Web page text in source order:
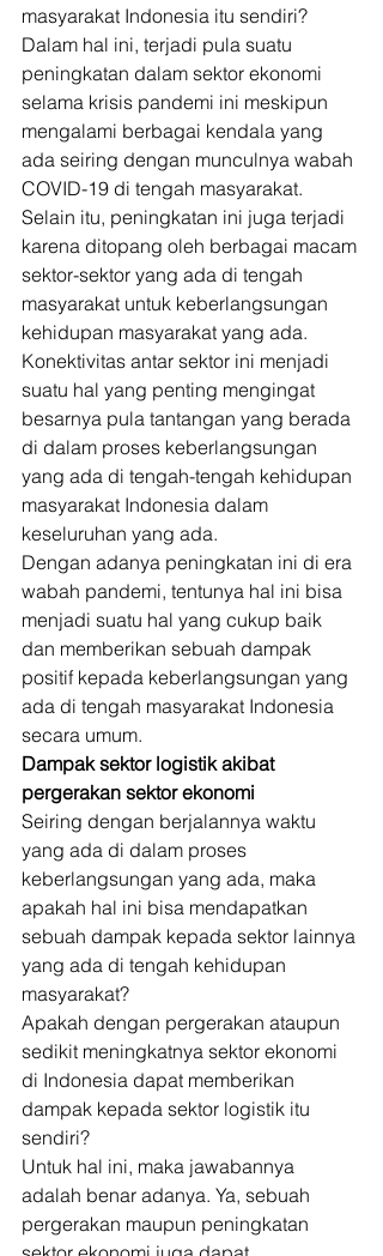
masyarakat Indonesia itu sendiri?
Dalam hal ini, terjadi pula suatu
peningkatan dalam sektor ekonomi
selama krisis pandemi ini meskipun
mengalami berbagai kendala yang
ada seiring dengan munculnya wabah
COVID-19 di tengah masyarakat.
Selain itu, peningkatan ini juga terjadi
karena ditopang oleh berbagai macam
sektor-sektor yang ada di tengah
masyarakat untuk keberlangsungan
kehidupan masyarakat yang ada.
Konektivitas antar sektor ini menjadi
suatu hal yang penting mengingat
besarnya pula tantangan yang berada
di dalam proses keberlangsungan
yang ada di tengah-tengah kehidupan
masyarakat Indonesia dalam
keseluruhan yang ada.
Dengan adanya peningkatan ini di era
wabah pandemi, tentunya hal ini bisa
menjadi suatu hal yang cukup baik
dan memberikan sebuah dampak
positif kepada keberlangsungan yang
ada di tengah masyarakat Indonesia
secara umum.
Dampak sektor logistik akibat
pergerakan sektor ekonomi
Seiring dengan berjalannya waktu
yang ada di dalam proses
keberlangsungan yang ada, maka
apakah hal ini bisa mendapatkan
sebuah dampak kepada sektor lainnya
yang ada di tengah kehidupan
masyarakat?
Apakah dengan pergerakan ataupun
sedikit meningkatnya sektor ekonomi
di Indonesia dapat memberikan
dampak kepada sektor logistik itu
sendiri?
Untuk hal ini, maka jawabannya
adalah benar adanya. Ya, sebuah
pergerakan maupun peningkatan